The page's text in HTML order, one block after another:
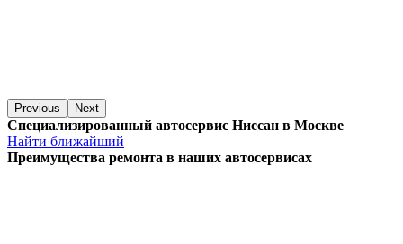
Previous Next
Специализированный автосервис Ниссан в Москве
Найти ближайший
Преимущества ремонта в наших автосервисах